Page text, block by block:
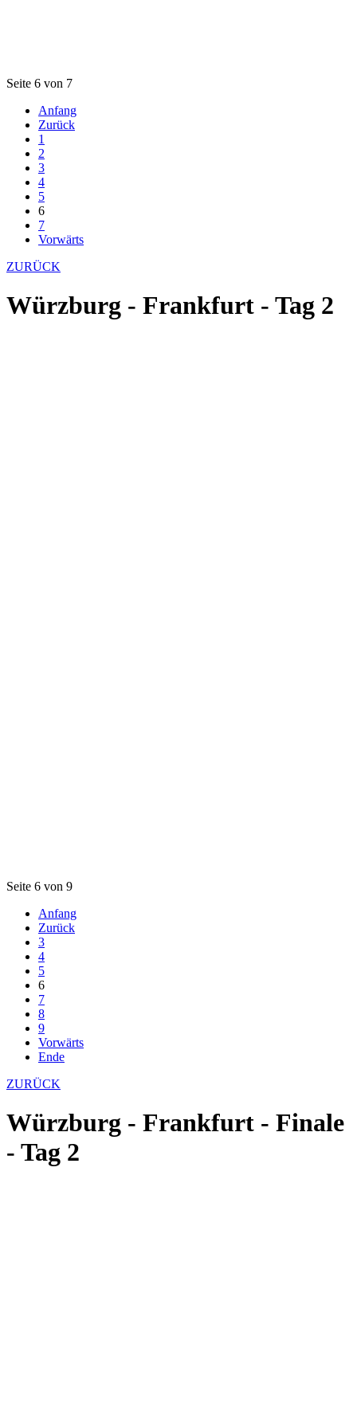
Seite 6 von 7
Anfang
Zurück
1
2
3
4
5
6
7
Vorwärts
ZURÜCK
Würzburg - Frankfurt - Tag 2
Seite 6 von 9
Anfang
Zurück
3
4
5
6
7
8
9
Vorwärts
Ende
ZURÜCK
Würzburg - Frankfurt - Finale
- Tag 2